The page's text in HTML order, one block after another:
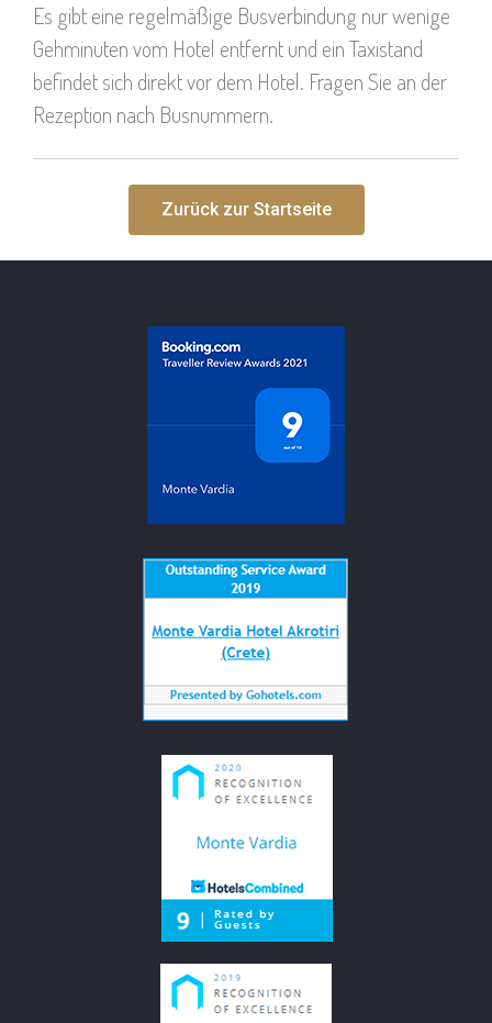
Es gibt eine regelmäßige Busverbindung nur wenige
Gehminuten vom Hotel entfernt und ein Taxistand
befindet sich direkt vor dem Hotel. Fragen Sie an der
Rezeption nach Busnummern.
Zurück zur Startseite